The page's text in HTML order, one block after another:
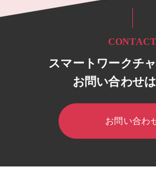
CONTACT
スマートワークチ
お問い合わせ
お問い合わ